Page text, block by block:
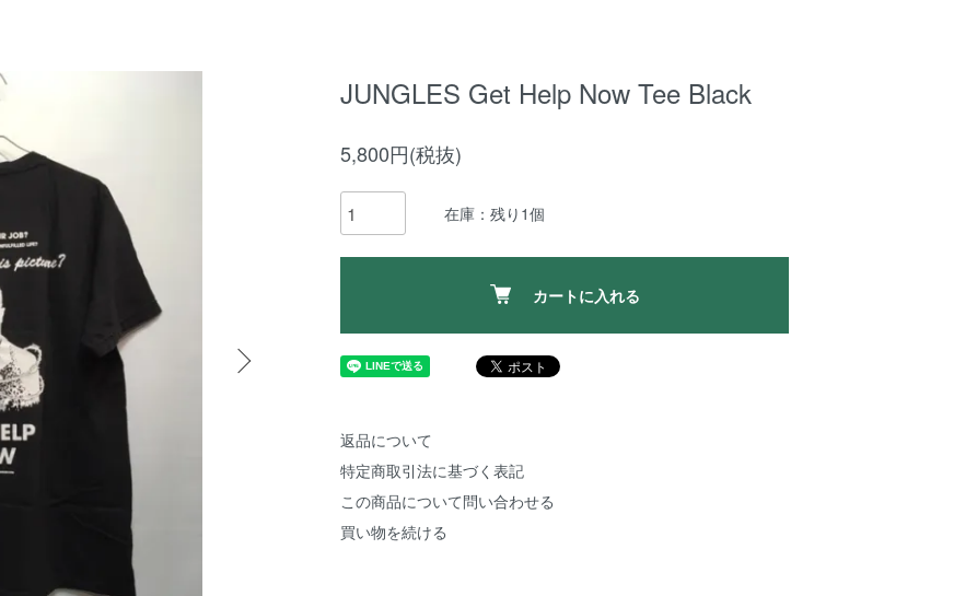
JUNGLES Get Help Now Tee Black
5,800円(税抜)
在庫：残り1個
カートに入れる
返品について
特定商取引法に基づく表記
この商品について問い合わせる
買い物を続ける